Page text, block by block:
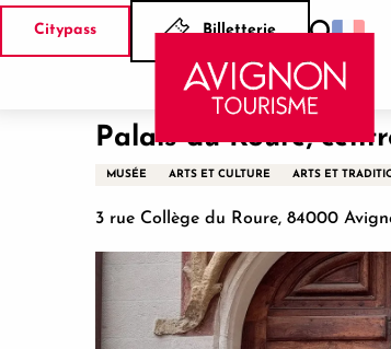
Aller
Citypass Billetterie
Accueil Palais du Roure, centre de
Palais du Roure,
MUSÉE ARTS ET CULTURE ARTS ET
3 rue Collège du Roure, 84000